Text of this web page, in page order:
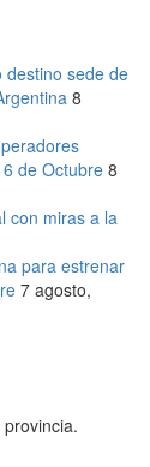
destino sede de
8
de Octubre 8
con miras a la
para estrenar
7 agosto,